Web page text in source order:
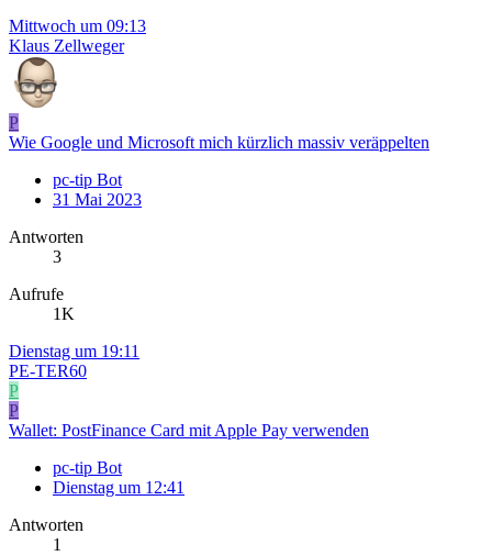
Mittwoch um 09:13
Klaus Zellweger
P
Wie Google und Microsoft mich kürzlich massiv veräppelten
pc-tip Bot
31 Mai 2023
Antworten
3
Aufrufe
1K
Dienstag um 19:11
PE-TER60
P
P
Wallet: PostFinance Card mit Apple Pay verwenden
pc-tip Bot
Dienstag um 12:41
Antworten
1